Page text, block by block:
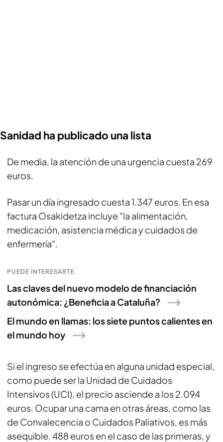
Sanidad ha publicado una lista
De media, la atención de una urgencia cuesta 269
euros.
Pasar un día ingresado cuesta 1.347 euros. En esa
factura Osakidetza incluye "la alimentación,
medicación, asistencia médica y cuidados de
enfermería".
PUEDE INTERESARTE
Las claves del nuevo modelo de financiación
autonómica: ¿Beneficia a Cataluña?
El mundo en llamas: los siete puntos calientes en
el mundo hoy
Si el ingreso se efectúa en alguna unidad especial,
como puede ser la Unidad de Cuidados
Intensivos (UCI), el precio asciende a los 2.094
euros. Ocupar una cama en otras áreas, como las
de Convalecencia o Cuidados Paliativos, es más
asequible. 488 euros en el caso de las primeras, y